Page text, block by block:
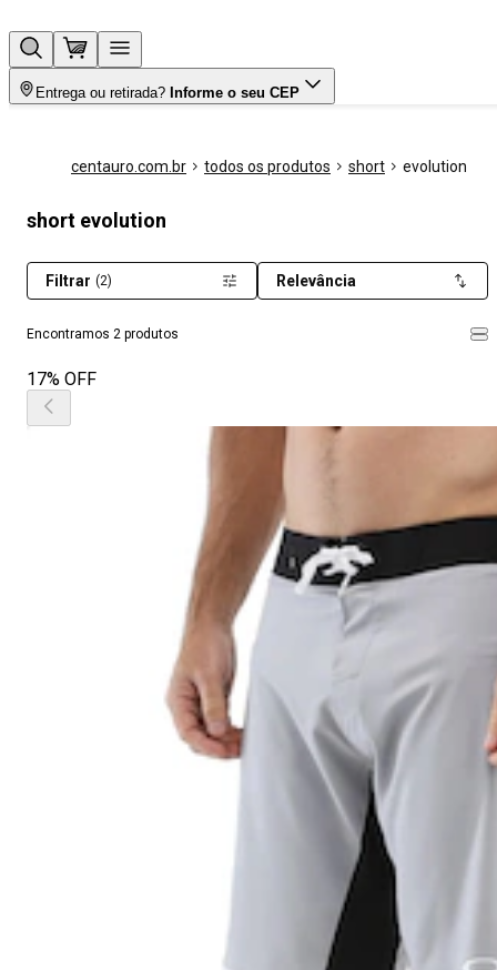
Entrega ou retirada? Informe o seu CEP
centauro.com.br todos os produtos short evolution
short evolution
Encontramos 2 produtos
Filtrar (2) Relevância
17% OFF